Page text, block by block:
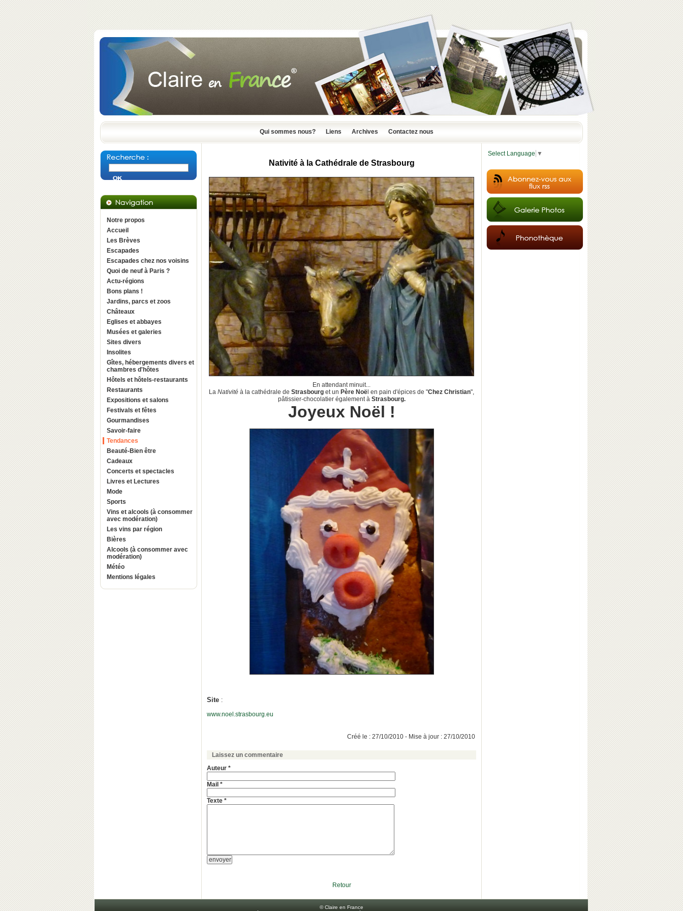
Qui sommes nous? Liens Archives Contactez nous
Notre propos
Accueil
Les Brèves
Escapades
Escapades chez nos voisins
Quoi de neuf à Paris ?
Actu-régions
Bons plans !
Jardins, parcs et zoos
Châteaux
Eglises et abbayes
Musées et galeries
Sites divers
Insolites
Gîtes, hébergements divers et
chambres d'hôtes
Hôtels et hôtels-restaurants
Restaurants
Expositions et salons
Festivals et fêtes
Gourmandises
Savoir-faire
Tendances
Beauté-Bien être
Cadeaux
Concerts et spectacles
Livres et Lectures
Mode
Sports
Vins et alcools (à consommer
avec modération)
Les vins par région
Bières
Alcools (à consommer avec
modération)
Météo
Mentions légales
Nativité à la Cathédrale de Strasbourg
En attendant minuit...
La Nativité à la cathédrale de Strasbourg et un Père Noë l en pain d'épices de "Chez Christian",
pâtissier-chocolatier également à Strasbourg.
Joyeux Noël !
Site :
www.noel.strasbourg.eu
Créé le : 27/10/2010 - Mise à jour : 27/10/2010
Laissez un commentaire
Auteur *
Mail *
Texte *
Retour
Select Language ▼
© Claire en France